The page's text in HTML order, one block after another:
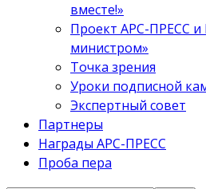
вместе!»
Проект АРС-ПРЕСС
министром»
Точка зрения
Уроки подписной
Экспертный совет
Партнеры
Награды АРС-ПРЕСС
Проба пера